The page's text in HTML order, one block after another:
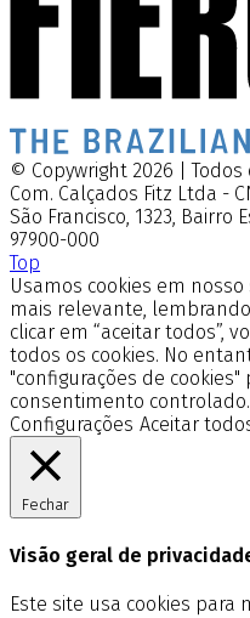
© Copywright 2026 |
Com. Calçados Fitz Ltda -
São Francisco, 1323, Bairro
97900-000
Top
Usamos cookies em
mais relevante,
clicar em “aceitar todos”,
todos os cookies. No
"configurações de
consentimento controlado.
Configurações Aceitar
Fechar
Visão geral de
Este site usa cookies